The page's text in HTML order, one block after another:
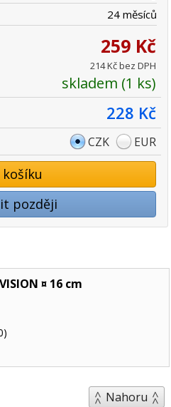
24 měsíců
259 Kč
214 Kč bez DPH
skladem (1 ks)
228 Kč
CZK EUR
košíku
později
¤ 16 cm
Nahoru